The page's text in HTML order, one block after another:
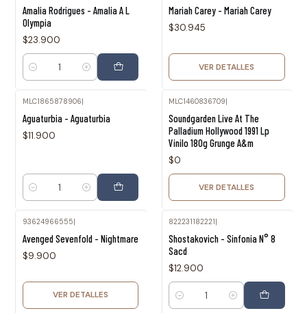
Amalia Rodrigues - Amalia A L
Olympia
$23.900
Cantidad
Mariah Carey - Mariah Carey
$30.945
VER DETALLES
MLC1865878906
Aguaturbia - Aguaturbia
$11.900
Cantidad
MLC1460836709
Soundgarden Live At The
Palladium Hollywood 1991 Lp
Vinilo 180g Grunge A&m
$0
VER DETALLES
93624966555|
Avenged Sevenfold - Nightmare
$9.900
VER DETALLES
822231182221|
Shostakovich - Sinfonia N° 8
Sacd
$12.900
Cantidad